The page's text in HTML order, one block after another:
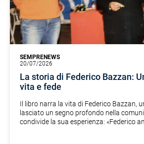
SEMPRENEWS
20/07/2026
La storia di Federico Bazzan:
vita e fede
Il libro narra la vita di Federico Bazzan,
lasciato un segno profondo nella
condivide la sua esperienza: «Federico